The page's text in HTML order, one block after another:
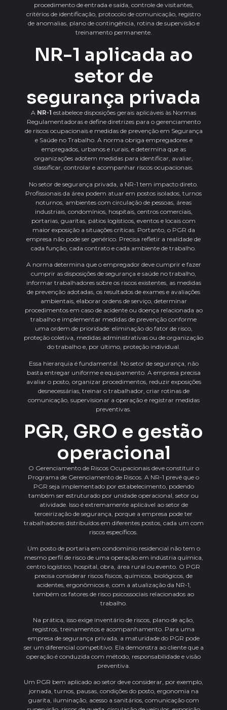
procedimento de entrada e saída, controle de visitantes,
critérios de identificação, protocolo de comunicação, registro
de anomalias, plano de contingência, rotina de supervisão e
treinamento permanente.
NR-1 aplicada ao
setor de
segurança privada
A NR-1 estabelece disposições gerais aplicáveis às Normas
Regulamentadoras e define diretrizes para o gerenciamento
de riscos ocupacionais e medidas de prevenção em Segurança
e Saúde no Trabalho. A norma obriga empregadores e
empregados, urbanos e rurais, e determina que as
organizações adotem medidas para identificar, avaliar,
classificar, controlar e acompanhar riscos ocupacionais.
No setor de segurança privada, a NR-1 tem impacto direto.
Profissionais da área podem atuar em postos isolados, turnos
noturnos, ambientes com circulação de pessoas, áreas
industriais, condomínios, hospitais, centros comerciais,
portarias, guaritas, pátios logísticos, eventos e locais com
maior exposição a situações críticas. Portanto, o PGR da
empresa não pode ser genérico. Precisa refletir a realidade de
cada função, cada contrato e cada ambiente de trabalho.
A norma determina que o empregador deve cumprir e fazer
cumprir as disposições de segurança e saúde no trabalho,
informar trabalhadores sobre os riscos existentes, as medidas
de prevenção adotadas, os resultados de exames e avaliações
ambientais, elaborar ordens de serviço, determinar
procedimentos em caso de acidente ou doença relacionada ao
trabalho e implementar medidas de prevenção conforme
uma ordem de prioridade: eliminação do fator de risco,
proteção coletiva, medidas administrativas ou de organização
do trabalho e, por último, proteção individual.
Essa hierarquia é fundamental. No setor de segurança, não
basta entregar uniforme e equipamento. A empresa precisa
avaliar o posto, organizar procedimentos, reduzir exposições
desnecessárias, treinar o trabalhador, criar rotinas de
comunicação, supervisionar a operação e registrar medidas
preventivas.
PGR, GRO e gestão
operacional
O Gerenciamento de Riscos Ocupacionais deve constituir o
Programa de Gerenciamento de Riscos. A NR-1 prevê que o
PGR seja implementado por estabelecimento, podendo
também ser estruturado por unidade operacional, setor ou
atividade. Isso é extremamente aplicável ao setor de
terceirização de segurança, porque a empresa pode ter
trabalhadores distribuídos em diferentes postos, cada um com
riscos específicos.
Um posto de portaria em condomínio residencial não tem o
mesmo perfil de risco de uma operação em indústria química,
centro logístico, hospital, obra, área rural ou evento. O PGR
precisa considerar riscos físicos, químicos, biológicos, de
acidentes, ergonômicos e, com a atualização da NR-1,
também os fatores de risco psicossociais relacionados ao
trabalho.
Na prática, isso exige inventário de riscos, plano de ação,
registros, treinamentos e acompanhamento. Para uma
empresa de segurança privada, a maturidade do PGR pode
ser um diferencial competitivo. Ela demonstra ao cliente que a
operação é conduzida com método, responsabilidade e visão
preventiva.
Um PGR bem aplicado ao setor deve considerar, por exemplo,
jornada, turnos, pausas, condições do posto, ergonomia na
guarita, iluminação, acesso a sanitários, comunicação com